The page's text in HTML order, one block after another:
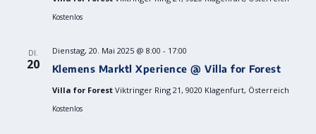
Kostenlos
DI.
20 Klemens Marktl Xperience @ Villa for Forest
Dienstag, 20. Mai 2025 @ 8:00 - 17:00
Villa for Forest Viktringer Ring 21, 9020 Klagenfurt, Österreich
Kostenlos